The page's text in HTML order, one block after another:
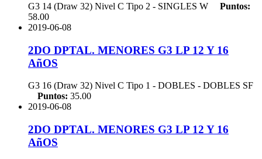
G3 14 (Draw 32) Nivel C Tipo 2 - SINGLES W
Puntos:
58.00
2019-06-08
2DO DPTAL. MENORES G3 LP 12 Y 16
AñOS
G3 16 (Draw 32) Nivel C Tipo 1 - DOBLES - DOBLES SF
Puntos: 35.00
2019-06-08
2DO DPTAL. MENORES G3 LP 12 Y 16
AñOS